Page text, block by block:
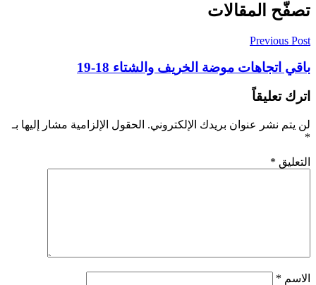
تصفّح المقالات
Previous Post
باقي اتجاهات موضة الخريف والشتاء 18-19
اترك تعليقاً
لن يتم نشر عنوان بريدك الإلكتروني. الحقول الإلزامية مشار إليها بـ
*
التعليق *
الاسم *